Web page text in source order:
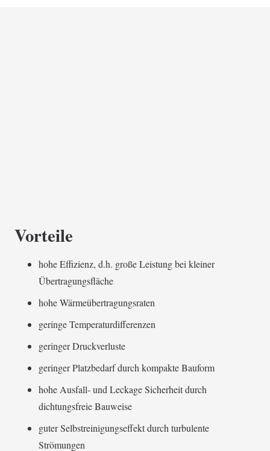
Vorteile
hohe Effizienz, d.h. große Leistung bei kleiner
Übertragungsfläche
hohe Wärmeübertragungsraten
geringe Temperaturdifferenzen
geringer Druckverluste
geringer Platzbedarf durch kompakte Bauform
hohe Ausfall- und Leckage Sicherheit durch
dichtungsfreie Bauweise
guter Selbstreinigungseffekt durch turbulente
Strömungen